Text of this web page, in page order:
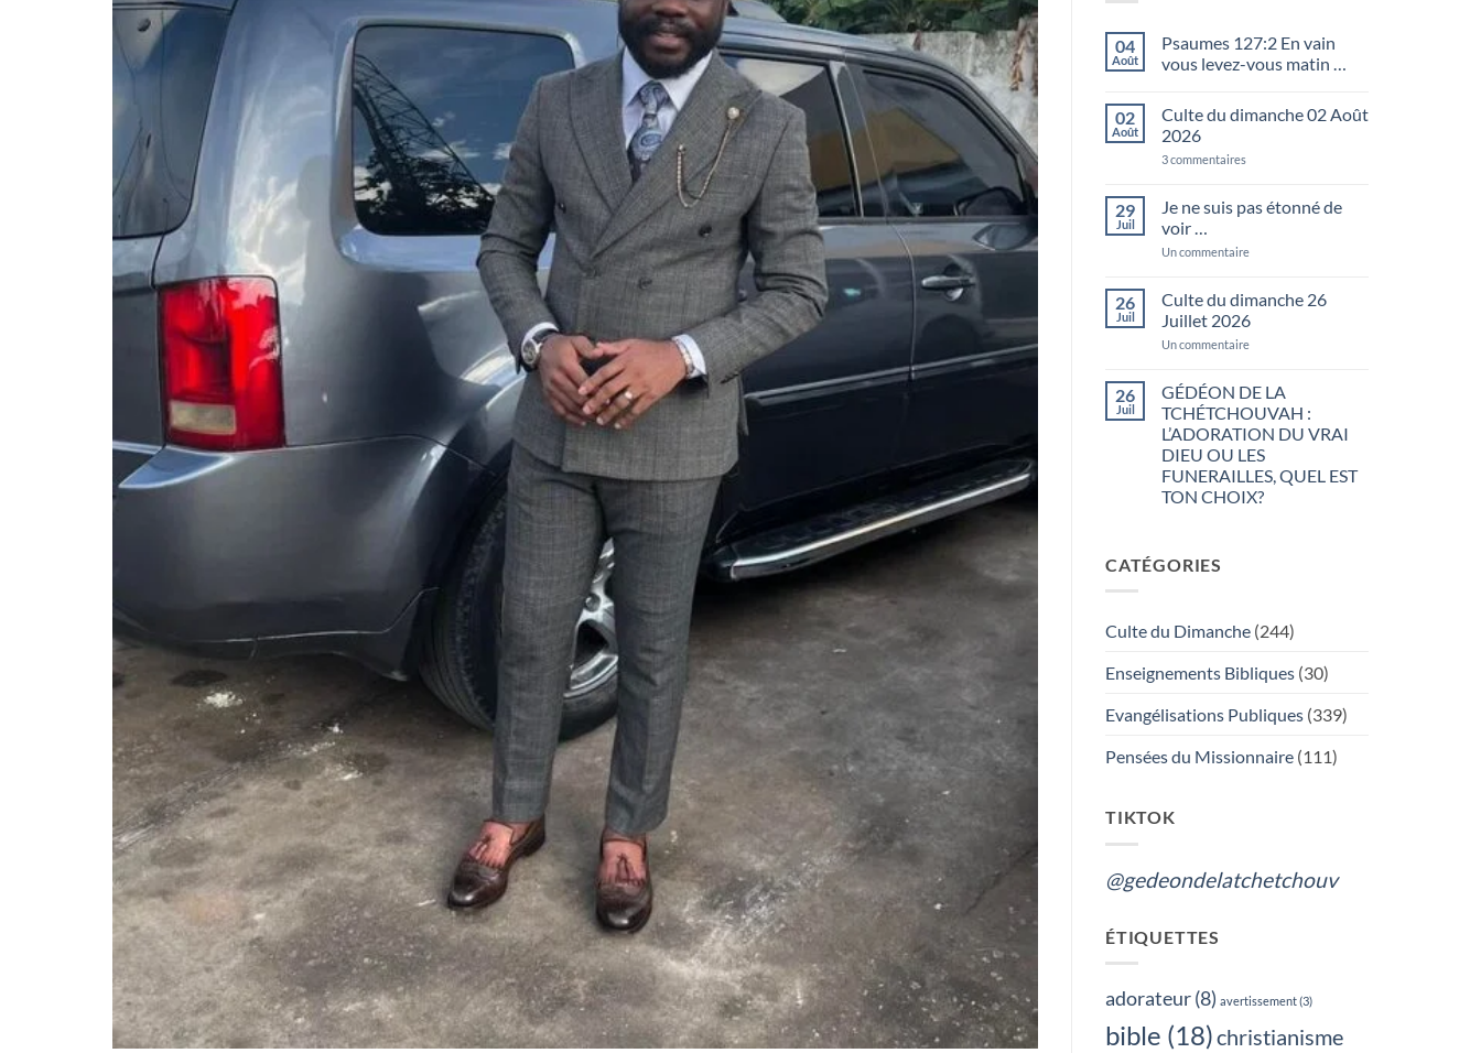
04
Août
Psaumes 127:2 En vain
vous levez-vous matin …
sur
Psaumes
127:2
En
levez-
vous
matin
02
Août
Culte du dimanche 02 Août
2026
3 commentaires
dimanche
02
29
Juil
Je ne suis pas étonné de
voir …
Un commentairesur
pas
étonné
voir
26
Juil
Culte du dimanche 26
Juillet 2026
Un commentairesur
dimanche
26
Juillet
2026
26
Juil
GÉDÉON DE LA
TCHÉTCHOUVAH :
L’ADORATION DU VRAI
DIEU OU LES
FUNERAILLES, QUEL EST
TON CHOIX?
GÉDÉON
DE
L’ADORATION
DIEU
FUNERAILLES,
TON
CATÉGORIES
Culte du Dimanche (244)
Enseignements Bibliques (30)
Evangélisations Publiques (339)
Pensées du Missionnaire (111)
TIKTOK
@gedeondelatchetchouv
ÉTIQUETTES
adorateur(8) avertissement(3)
bible (18)christianisme